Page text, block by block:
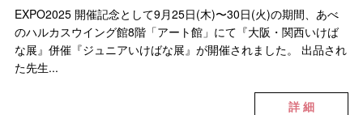
EXPO2025 開催記念として9月25日(木)〜30日(火)の期間、あべ
のハルカスウイング館8階「アート館」にて『大阪・関西いけば
な展』併催『ジュニアいけばな展』が開催されました。 出品され
た先生...
詳 細